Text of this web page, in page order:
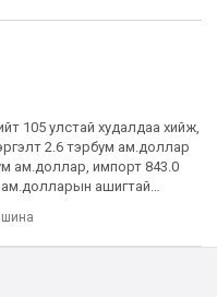
105 улстай худалдаа хийж,
2.6 тэрбум ам.доллар
ам.доллар, импорт 843.0
ашигтай